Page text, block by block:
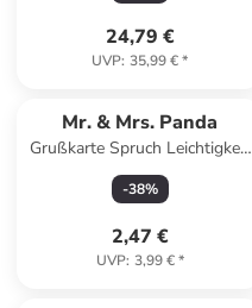
24,79 €
UVP: 35,99 €*
Mr. & Mrs. Panda
Grußkarte Spruch Leichtigkeit
für Profis mit Sp... in Weiß
-38%
2,47 €
UVP: 3,99 €*